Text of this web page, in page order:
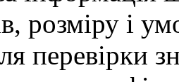
розміру і
перевірки